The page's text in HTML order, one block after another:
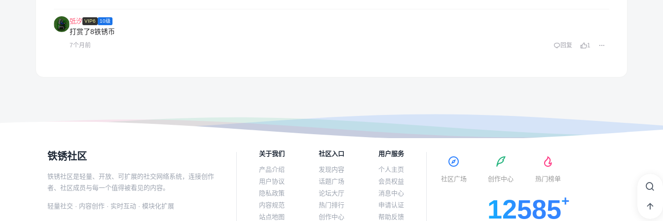
弤汐 VIP6 10级
打赏了8铁锈币
7个月前 回复 1
铁锈社区
铁锈社区是轻量、开放、可扩展的社交网络系统，连接创作
者、社区成员与每一个值得被看见的内容。
轻量社交 · 内容创作 · 实时互动 · 模块化扩展
关于我们
产品介绍
用户协议
隐私政策
内容规范
站点地图
社区入口
发现内容
话题广场
论坛大厅
热门排行
创作中心
用户服务
个人主页
会员权益
消息中心
申请认证
帮助反馈
社区广场 创作中心 热门榜单
12585